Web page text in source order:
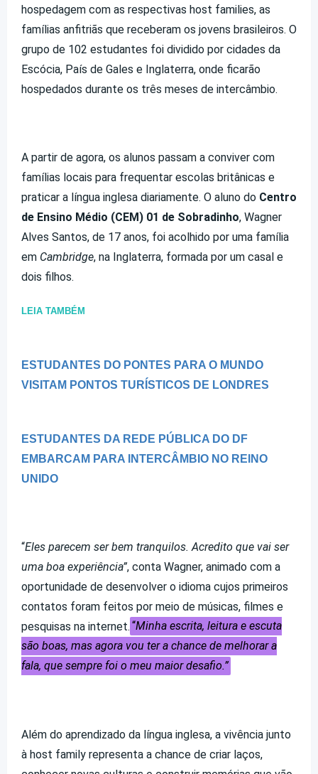
hospedagem com as respectivas host families, as
famílias anfitriãs que receberam os jovens brasileiros. O
grupo de 102 estudantes foi dividido por cidades da
Escócia, País de Gales e Inglaterra, onde ficarão
hospedados durante os três meses de intercâmbio.
A partir de agora, os alunos passam a conviver com
famílias locais para frequentar escolas britânicas e
praticar a língua inglesa diariamente. O aluno do Centro
de Ensino Médio (CEM) 01 de Sobradinho, Wagner
Alves Santos, de 17 anos, foi acolhido por uma família
em Cambridge, na Inglaterra, formada por um casal e
dois filhos.
LEIA TAMBÉM
ESTUDANTES DO PONTES PARA O MUNDO
VISITAM PONTOS TURÍSTICOS DE LONDRES
ESTUDANTES DA REDE PÚBLICA DO DF
EMBARCAM PARA INTERCÂMBIO NO REINO
UNIDO
“Eles parecem ser bem tranquilos. Acredito que vai ser
uma boa experiência”, conta Wagner, animado com a
oportunidade de desenvolver o idioma cujos primeiros
contatos foram feitos por meio de músicas, filmes e
pesquisas na internet. “Minha escrita, leitura e escuta
são boas, mas agora vou ter a chance de melhorar a
fala, que sempre foi o meu maior desafio.”
Além do aprendizado da língua inglesa, a vivência junto
à host family representa a chance de criar laços,